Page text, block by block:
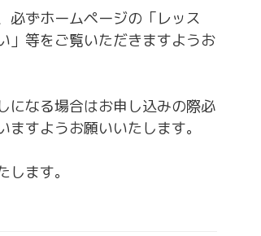
必ずホームページの「レッス
」等をご覧いただきますようお
になる場合はお申し込みの際必
すようお願いいたします。
ます。